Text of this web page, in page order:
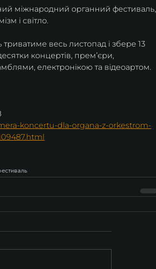
міжнародний органний фестиваль,
і світло.
весь листопад і збере 13
концертів, прем’єри,
електронікою та відеоартом.
koncertu-dla-organa-z-orkestrom-